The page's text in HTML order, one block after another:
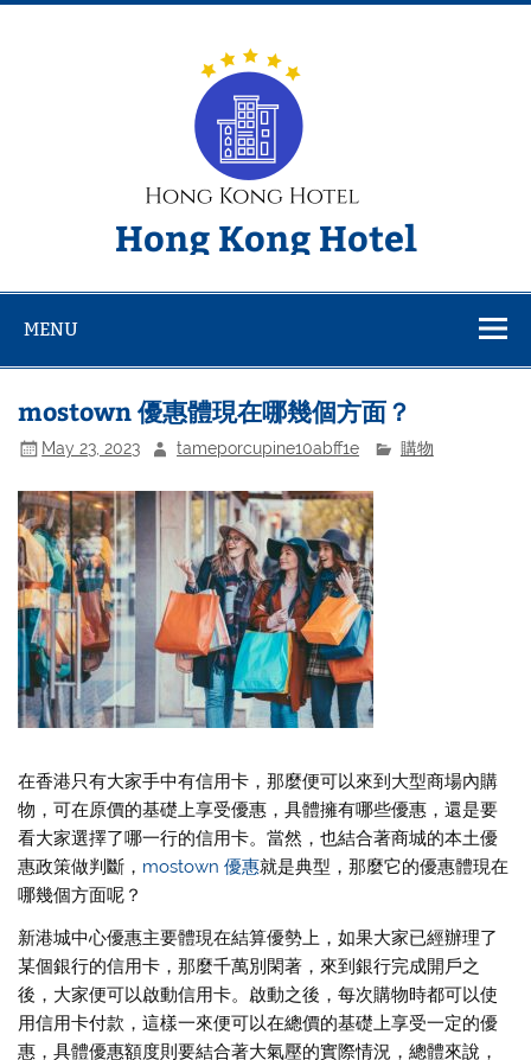
Skip
Hong Kong Hotel
MENU
mostown 優惠體現在哪幾個方面？
May 23, 2023 tameporcupine10abff1e 購物
在香港只有大家手中有信用卡，那麼便可以來到大型商場內購
物，可在原價的基礎上享受優惠，具體擁有哪些優惠，還是要
看大家選擇了哪一行的信用卡。當然，也結合著商城的本土優
惠政策做判斷， mostown 優惠就是典型，那麼它的優惠體現在
哪幾個方面呢？
新港城中心優惠主要體現在結算優勢上，如果大家已經辦理了
某個銀行的信用卡，那麼千萬別閑著，來到銀行完成開戶之
後，大家便可以啟動信用卡。啟動之後，每次購物時都可以使
用信用卡付款，這樣一來便可以在總價的基礎上享受一定的優
惠，具體優惠額度則要結合著大氣壓的實際情況，總體來說，